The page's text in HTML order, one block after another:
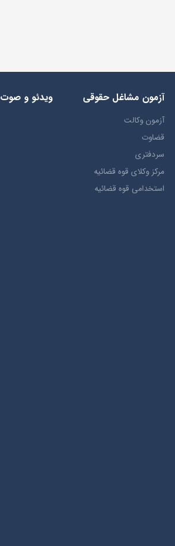
آزمون مشاغل حقوقی
آزمون وکالت
قضاوت
سردفتری
مرکز وکلای قوه قضائیه
استخدامی قوه قضائیه
ویدئو و صوت